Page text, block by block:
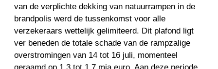
van de verplichte dekking van natuurrampen in de
brandpolis werd de tussenkomst voor alle
verzekeraars wettelijk gelimiteerd. Dit plafond ligt
ver beneden de totale schade van de rampzalige
overstromingen van 14 tot 16 juli, momenteel